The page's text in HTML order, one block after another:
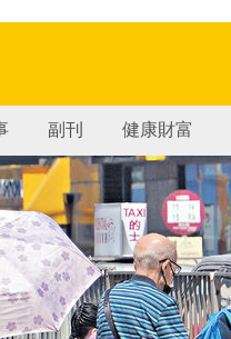
副刊 健康財富